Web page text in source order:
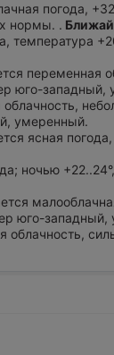
погода,
нормы. .
температура
переменная
юго-западный,
умеренный.
ясная
ночью
юго-
облачность,